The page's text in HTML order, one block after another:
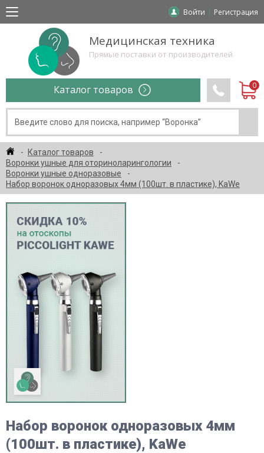
Войти Регистрация
Медицинская техника
Прямые поставки от производителей
Каталог товаров
Каталог товаров
Воронки ушные для оториноларингологии
Воронки ушные одноразовые
Набор воронок одноразовых 4мм (100шт. в пластике), KaWe
Набор воронок одноразовых 4мм
(100шт. в пластике), KaWe